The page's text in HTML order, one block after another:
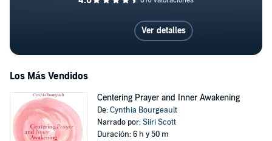
The Meaning of Mary
Ver detalles
Los Más Vendidos
Centering Prayer and Inner Awakening
De:Cynthia Bourgeault
Narrado por:Siiri Scott
Duración: 6 h y 50 m